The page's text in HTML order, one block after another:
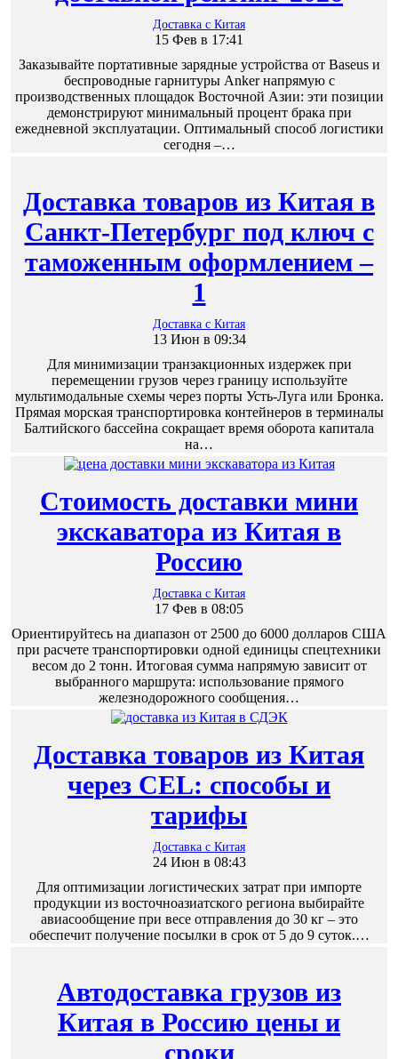
Доставка с Китая
15 Фев в 17:41
Заказывайте портативные зарядные устройства от Baseus и
беспроводные гарнитуры Anker напрямую с
производственных площадок Восточной Азии: эти позиции
демонстрируют минимальный процент брака при
ежедневной эксплуатации. Оптимальный способ логистики
сегодня –…
Доставка товаров из Китая в
Санкт-Петербург под ключ с
таможенным оформлением –
1
Доставка с Китая
13 Июн в 09:34
Для минимизации транзакционных издержек при
перемещении грузов через границу используйте
мультимодальные схемы через порты Усть-Луга или Бронка.
Прямая морская транспортировка контейнеров в терминалы
Балтийского бассейна сокращает время оборота капитала
на…
Стоимость доставки мини
экскаватора из Китая в
Россию
Доставка с Китая
17 Фев в 08:05
Ориентируйтесь на диапазон от 2500 до 6000 долларов США
при расчете транспортировки одной единицы спецтехники
весом до 2 тонн. Итоговая сумма напрямую зависит от
выбранного маршрута: использование прямого
железнодорожного сообщения…
Доставка товаров из Китая
через CEL: способы и
тарифы
Доставка с Китая
24 Июн в 08:43
Для оптимизации логистических затрат при импорте
продукции из восточноазиатского региона выбирайте
авиасообщение при весе отправления до 30 кг – это
обеспечит получение посылки в срок от 5 до 9 суток.…
Автодоставка грузов из
Китая в Россию цены и
сроки